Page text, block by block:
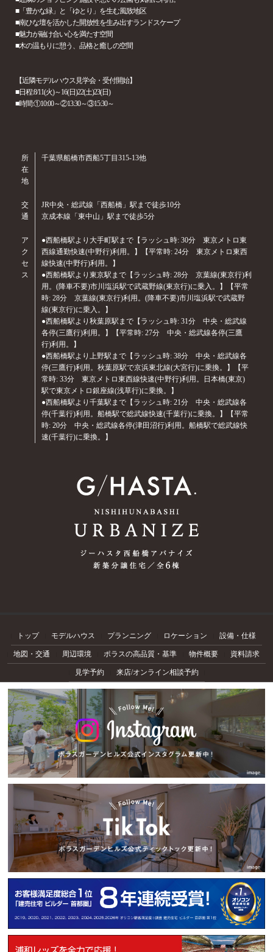
■「豊かな緑」と「ゆとり」を生む風致地区
■南ひな壇を活かした開放性を生み出すランドスケープ
■魅力が融け合い心を満たす空間
■木の温もりに憩う、品格と癒しの空間
【近隣モデルハウス見学会・受付開始】
■日程:8/11(火)～16(日)22(土)23(日)
■時間:①10:00～②13:30～③15:30～
所
在
地
千葉県船橋市西船5丁目315-13他
交
通
JR中央・総武線「西船橋」駅まで徒歩10分
京成本線「東中山」駅まで徒歩5分
ア
ク
セ
ス
●西船橋駅より大手町駅まで【ラッシュ時: 30分 東京メトロ東
西線通勤快速(中野行)利用。】【平常時: 24分 東京メトロ東西
線快速(中野行)利用。】
●西船橋駅より東京駅まで【ラッシュ時: 28分 京葉線(東京行)利
用。(降車不要)市川塩浜駅で武蔵野線(東京行)に乗入。】【平常
時: 28分 京葉線(東京行)利用。(降車不要)市川塩浜駅で武蔵野
線(東京行)に乗入。】
●西船橋駅より秋葉原駅まで【ラッシュ時: 31分 中央・総武線
各停(三鷹行)利用。】【平常時: 27分 中央・総武線各停(三鷹
行)利用。】
●西船橋駅より上野駅まで【ラッシュ時: 38分 中央・総武線各
停(三鷹行)利用。秋葉原駅で京浜東北線(大宮行)に乗換。】【平
常時: 33分 東京メトロ東西線快速(中野行)利用。日本橋(東京)
駅で東京メトロ銀座線(浅草行)に乗換。】
●西船橋駅より千葉駅まで【ラッシュ時: 21分 中央・総武線各
停(千葉行)利用。船橋駅で総武線快速(千葉行)に乗換。】【平常
時: 20分 中央・総武線各停(津田沼行)利用。船橋駅で総武線快
速(千葉行)に乗換。】
トップ モデルハウス プランニング ロケーション 設備・仕様
地図・交通 周辺環境 ポラスの高品質・基準 物件概要 資料請求
見学予約 来店/オンライン相談予約